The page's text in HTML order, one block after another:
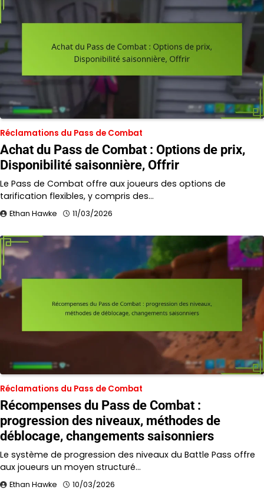
Réclamations du Pass de Combat
Achat du Pass de Combat : Options de prix,
Disponibilité saisonnière, Offrir
Le Pass de Combat offre aux joueurs des options de
tarification flexibles, y compris des…
Ethan Hawke 11/03/2026
Réclamations du Pass de Combat
Récompenses du Pass de Combat :
progression des niveaux, méthodes de
déblocage, changements saisonniers
Le système de progression des niveaux du Battle Pass offre
aux joueurs un moyen structuré…
Ethan Hawke 10/03/2026